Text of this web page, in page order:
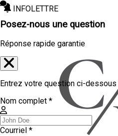
INFOLETTRE
Posez-nous une question
Réponse rapide garantie
Entrez votre question ci-
Nom complet *
Courriel *